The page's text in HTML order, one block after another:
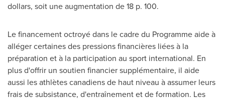
dollars, soit une augmentation de 18 p. 100.
Le financement octroyé dans le cadre du Programme aide à
alléger certaines des pressions financières liées à la
préparation et à la participation au sport international. En
plus d'offrir un soutien financier supplémentaire, il aide
aussi les athlètes canadiens de haut niveau à assumer leurs
frais de subsistance, d'entraînement et de formation. Les